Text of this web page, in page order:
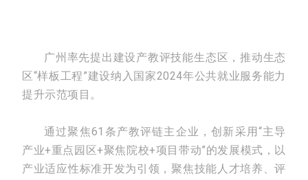
广州率先提出建设产教评技能生态区，推动生态
区“样板工程”建设纳入国家2024年公共就业服务能力
提升示范项目。
通过聚焦61条产教评链主企业，创新采用“主导
产业+重点园区+聚焦院校+项目带动”的发展模式，以
产业适应性标准开发为引领，聚焦技能人才培养、评